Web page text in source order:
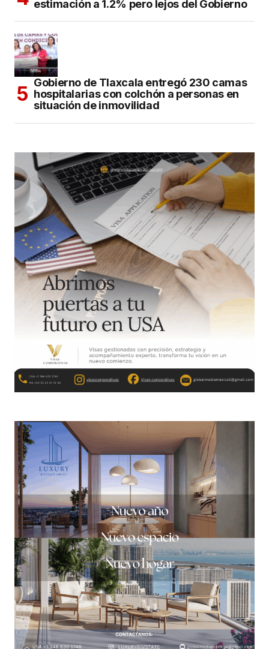
estimación a 1.2% pero lejos del Gobierno
Gobierno de Tlaxcala entregó 230 camas
hospitalarias con colchón a personas en
situación de inmovilidad